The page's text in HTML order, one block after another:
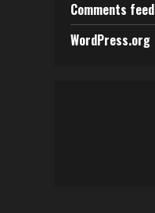
Comments feed
WordPress.org